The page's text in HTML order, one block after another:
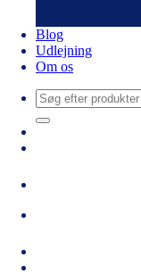
Blog
Udlejning
Om os
Søg
efter: